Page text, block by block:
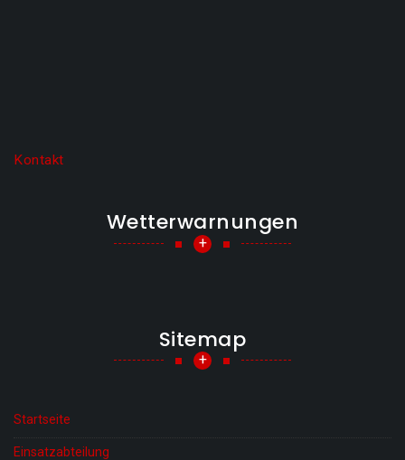
Kontakt
Wetterwarnungen
+
Sitemap
+
Startseite
Einsatzabteilung